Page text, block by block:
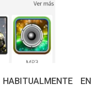
EN